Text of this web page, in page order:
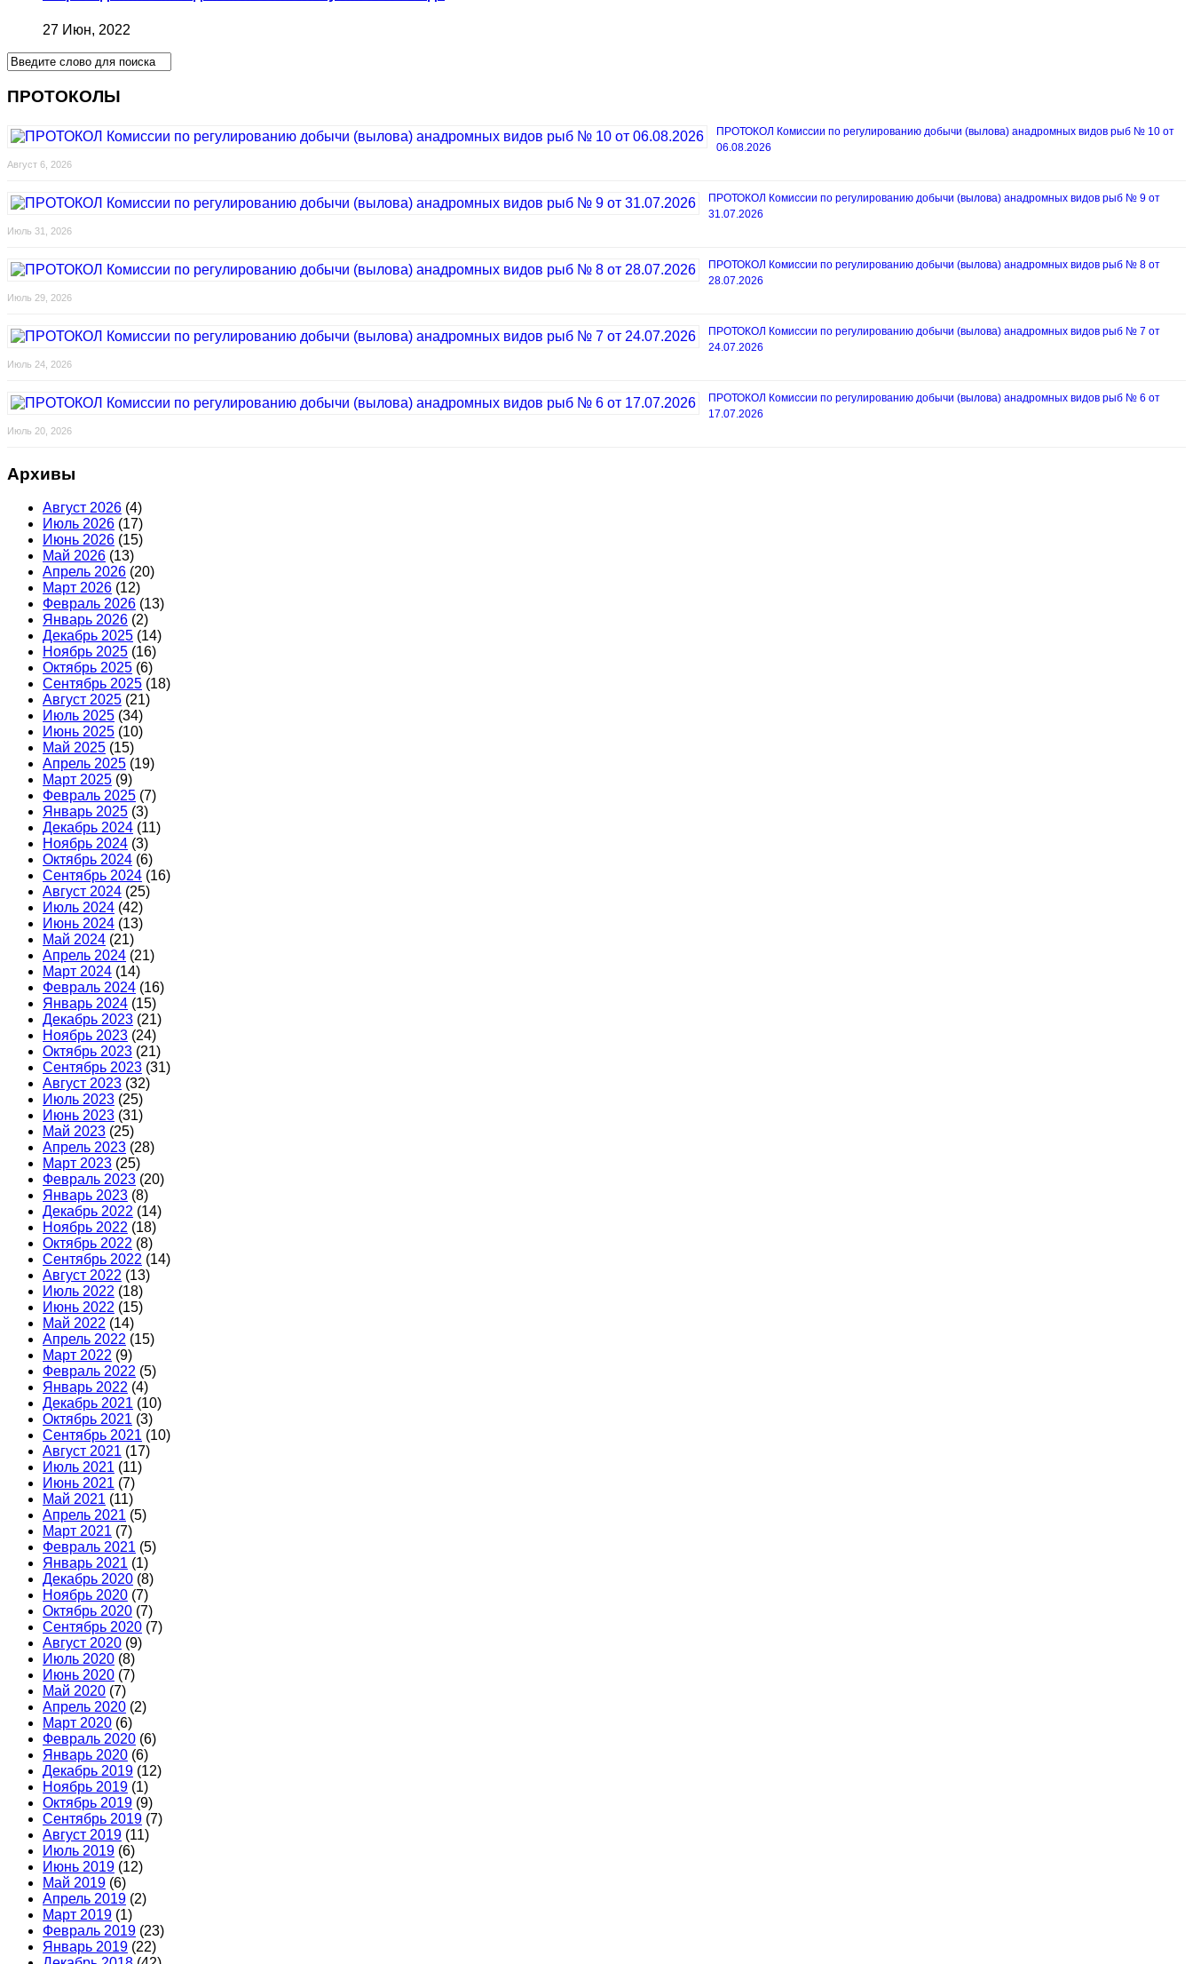
27 Июн, 2022
ПРОТОКОЛЫ
ПРОТОКОЛ Комиссии по регулированию добычи (вылова) анадромных видов рыб № 10 от
06.08.2026
Август 6, 2026
ПРОТОКОЛ Комиссии по регулированию добычи (вылова) анадромных видов рыб № 9 от
31.07.2026
Июль 31, 2026
ПРОТОКОЛ Комиссии по регулированию добычи (вылова) анадромных видов рыб № 8 от
28.07.2026
Июль 29, 2026
ПРОТОКОЛ Комиссии по регулированию добычи (вылова) анадромных видов рыб № 7 от
24.07.2026
Июль 24, 2026
ПРОТОКОЛ Комиссии по регулированию добычи (вылова) анадромных видов рыб № 6 от
17.07.2026
Июль 20, 2026
Архивы
Август 2026 (4)
Июль 2026 (17)
Июнь 2026 (15)
Май 2026 (13)
Апрель 2026 (20)
Март 2026 (12)
Февраль 2026 (13)
Январь 2026 (2)
Декабрь 2025 (14)
Ноябрь 2025 (16)
Октябрь 2025 (6)
Сентябрь 2025 (18)
Август 2025 (21)
Июль 2025 (34)
Июнь 2025 (10)
Май 2025 (15)
Апрель 2025 (19)
Март 2025 (9)
Февраль 2025 (7)
Январь 2025 (3)
Декабрь 2024 (11)
Ноябрь 2024 (3)
Октябрь 2024 (6)
Сентябрь 2024 (16)
Август 2024 (25)
Июль 2024 (42)
Июнь 2024 (13)
Май 2024 (21)
Апрель 2024 (21)
Март 2024 (14)
Февраль 2024 (16)
Январь 2024 (15)
Декабрь 2023 (21)
Ноябрь 2023 (24)
Октябрь 2023 (21)
Сентябрь 2023 (31)
Август 2023 (32)
Июль 2023 (25)
Июнь 2023 (31)
Май 2023 (25)
Апрель 2023 (28)
Март 2023 (25)
Февраль 2023 (20)
Январь 2023 (8)
Декабрь 2022 (14)
Ноябрь 2022 (18)
Октябрь 2022 (8)
Сентябрь 2022 (14)
Август 2022 (13)
Июль 2022 (18)
Июнь 2022 (15)
Май 2022 (14)
Апрель 2022 (15)
Март 2022 (9)
Февраль 2022 (5)
Январь 2022 (4)
Декабрь 2021 (10)
Октябрь 2021 (3)
Сентябрь 2021 (10)
Август 2021 (17)
Июль 2021 (11)
Июнь 2021 (7)
Май 2021 (11)
Апрель 2021 (5)
Март 2021 (7)
Февраль 2021 (5)
Январь 2021 (1)
Декабрь 2020 (8)
Ноябрь 2020 (7)
Октябрь 2020 (7)
Сентябрь 2020 (7)
Август 2020 (9)
Июль 2020 (8)
Июнь 2020 (7)
Май 2020 (7)
Апрель 2020 (2)
Март 2020 (6)
Февраль 2020 (6)
Январь 2020 (6)
Декабрь 2019 (12)
Ноябрь 2019 (1)
Октябрь 2019 (9)
Сентябрь 2019 (7)
Август 2019 (11)
Июль 2019 (6)
Июнь 2019 (12)
Май 2019 (6)
Апрель 2019 (2)
Март 2019 (1)
Февраль 2019 (23)
Январь 2019 (22)